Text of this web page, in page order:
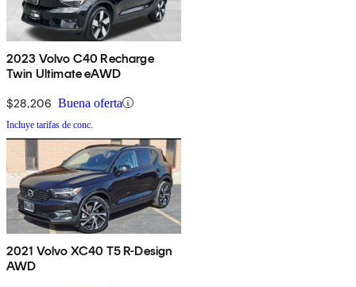
2023 Volvo C40 Recharge
Twin Ultimate eAWD
$28,206 Buena oferta
Incluye tarifas de conc.
2021 Volvo XC40 T5 R-Design
AWD